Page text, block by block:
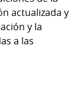
actualizada y
y la
a las